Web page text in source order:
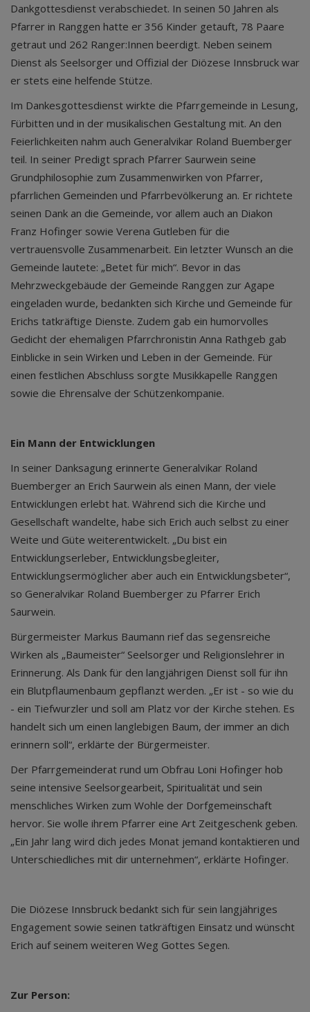
Dankgottesdienst verabschiedet. In seinen 50 Jahren als
Pfarrer in Ranggen hatte er 356 Kinder getauft, 78 Paare
getraut und 262 Ranger:Innen beerdigt. Neben seinem
Dienst als Seelsorger und Offizial der Diözese Innsbruck war
er stets eine helfende Stütze.
Im Dankesgottesdienst wirkte die Pfarrgemeinde in Lesung,
Fürbitten und in der musikalischen Gestaltung mit. An den
Feierlichkeiten nahm auch Generalvikar Roland Buemberger
teil. In seiner Predigt sprach Pfarrer Saurwein seine
Grundphilosophie zum Zusammenwirken von Pfarrer,
pfarrlichen Gemeinden und Pfarrbevölkerung an. Er richtete
seinen Dank an die Gemeinde, vor allem auch an Diakon
Franz Hofinger sowie Verena Gutleben für die
vertrauensvolle Zusammenarbeit. Ein letzter Wunsch an die
Gemeinde lautete: „Betet für mich“. Bevor in das
Mehrzweckgebäude der Gemeinde Ranggen zur Agape
eingeladen wurde, bedankten sich Kirche und Gemeinde für
Erichs tatkräftige Dienste. Zudem gab ein humorvolles
Gedicht der ehemaligen Pfarrchronistin Anna Rathgeb gab
Einblicke in sein Wirken und Leben in der Gemeinde. Für
einen festlichen Abschluss sorgte Musikkapelle Ranggen
sowie die Ehrensalve der Schützenkompanie.
Ein Mann der Entwicklungen
In seiner Danksagung erinnerte Generalvikar Roland
Buemberger an Erich Saurwein als einen Mann, der viele
Entwicklungen erlebt hat. Während sich die Kirche und
Gesellschaft wandelte, habe sich Erich auch selbst zu einer
Weite und Güte weiterentwickelt. „Du bist ein
Entwicklungserleber, Entwicklungsbegleiter,
Entwicklungsermöglicher aber auch ein Entwicklungsbeter“,
so Generalvikar Roland Buemberger zu Pfarrer Erich
Saurwein.
Bürgermeister Markus Baumann rief das segensreiche
Wirken als „Baumeister“ Seelsorger und Religionslehrer in
Erinnerung. Als Dank für den langjährigen Dienst soll für ihn
ein Blutpflaumenbaum gepflanzt werden. „Er ist - so wie du
- ein Tiefwurzler und soll am Platz vor der Kirche stehen. Es
handelt sich um einen langlebigen Baum, der immer an dich
erinnern soll“, erklärte der Bürgermeister.
Der Pfarrgemeinderat rund um Obfrau Loni Hofinger hob
seine intensive Seelsorgearbeit, Spiritualität und sein
menschliches Wirken zum Wohle der Dorfgemeinschaft
hervor. Sie wolle ihrem Pfarrer eine Art Zeitgeschenk geben.
„Ein Jahr lang wird dich jedes Monat jemand kontaktieren und
Unterschiedliches mit dir unternehmen“, erklärte Hofinger.
Die Diözese Innsbruck bedankt sich für sein langjähriges
Engagement sowie seinen tatkräftigen Einsatz und wünscht
Erich auf seinem weiteren Weg Gottes Segen.
Zur Person: